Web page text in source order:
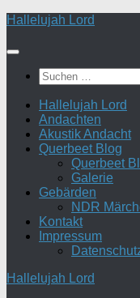
Zum
springen
Hallelujah Lord
Suchen
nach:
Hallelujah Lord
Andachten
Akustik Andacht
Querbeet Blog
Querbeet
Galerie
Gebärden
NDR
Kontakt
Impressum
Hallelujah Lord